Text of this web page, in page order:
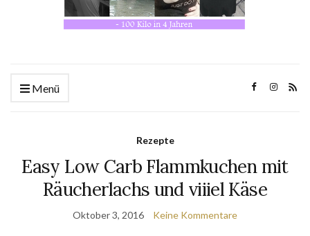
Menü
Rezepte
Easy Low Carb Flammkuchen mit
Räucherlachs und viiiel Käse
Oktober 3, 2016 Keine Kommentare